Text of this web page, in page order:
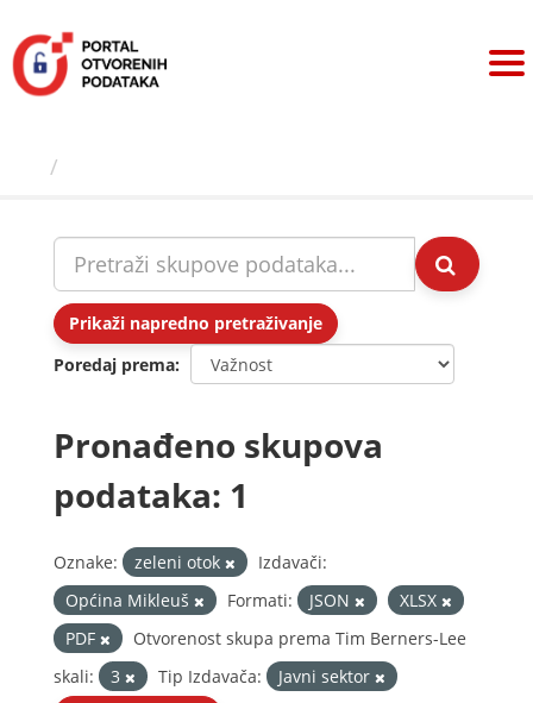
sadržaj
Prikaži napredno pretraživanje
Poredaj prema
Pronađeno skupova
podataka: 1
Oznake: zeleni otok
Izdavači:
Općina Mikleuš
Formati: JSON
XLSX
PDF
Otvorenost skupa prema Tim Berners-Lee
skali:
3 Tip Izdavača:
Javni sektor